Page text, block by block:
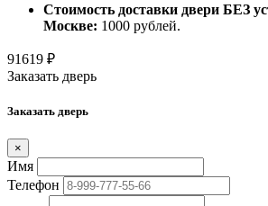
Стоимость доставки двери БЕЗ
Москве: 1000 рублей.
91619 ₽
Заказать дверь
Заказать дверь
×
Имя
Телефон